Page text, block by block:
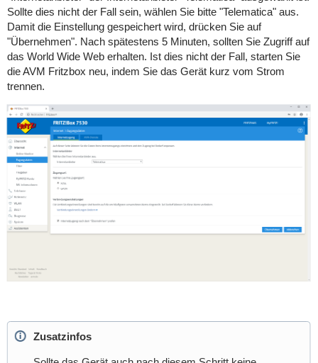
Sollte dies nicht der Fall sein, wählen Sie bitte "Telematica" aus.
Damit die Einstellung gespeichert wird, drücken Sie auf
"Übernehmen". Nach spätestens 5 Minuten, sollten Sie Zugriff auf
das World Wide Web erhalten. Ist dies nicht der Fall, starten Sie
die AVM Fritzbox neu, indem Sie das Gerät kurz vom Strom
trennen.
Zusatzinfos